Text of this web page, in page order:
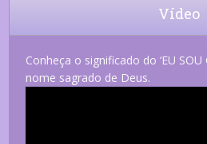
Vídeo
Conheça o significado do ‘EU SOU
nome sagrado de Deus.